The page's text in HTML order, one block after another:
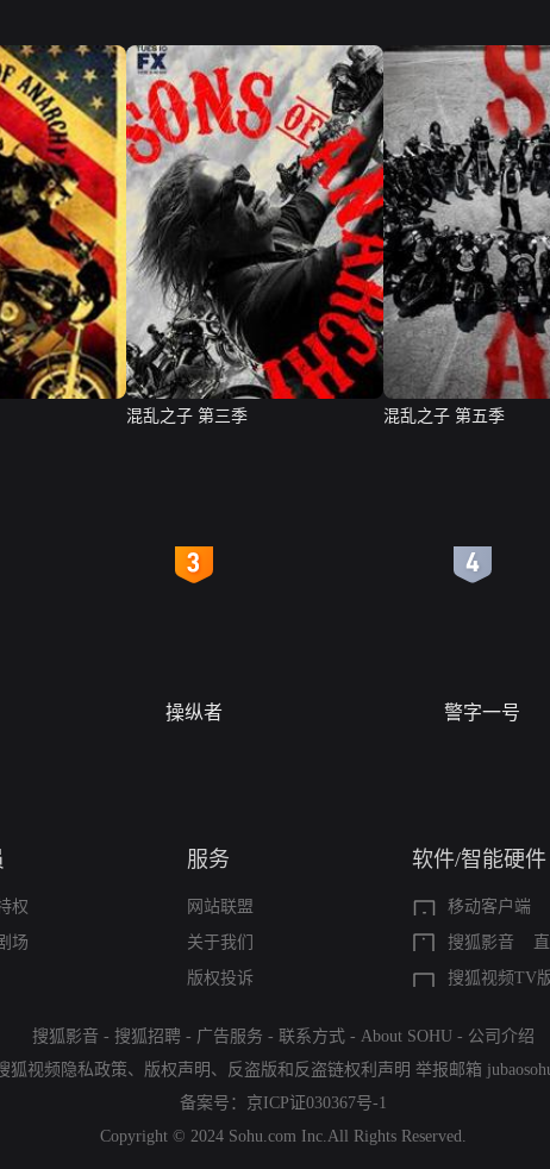
混乱之子 第三季 混乱之子 第五季
操纵者 警字一号
权
场
服务
网站联盟
关于我们
版权投诉
软件/智能硬件
移动客户端
搜狐影音
搜狐视频TV
搜狐影音 - 搜狐招聘 - 广告服务 - 联系方式 - About SOHU - 公司介绍
狐视频隐私政策、 版权声明 、 反盗版和反盗链权利声明 举报邮箱
备案号： 京ICP证030367号-1
Copyright © 2024 Sohu.com Inc.All Rights Reserved.